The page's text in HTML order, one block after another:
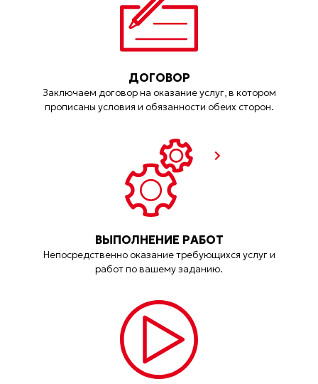
ДОГОВОР
Заключаем договор на оказание услуг, в котором
прописаны условия и обязанности обеих сторон.
ВЫПОЛНЕНИЕ РАБОТ
Непосредственно оказание требующихся услуг и
работ по вашему заданию.